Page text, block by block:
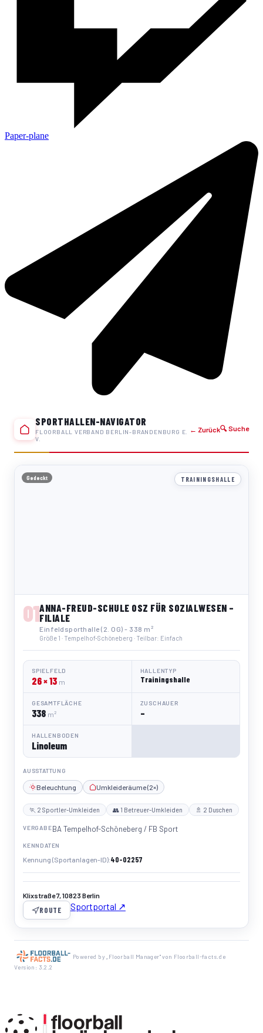
Paper-plane
SPORTHALLEN-NAVIGATOR
FLOORBALL VERBAND BERLIN-BRANDENBURG E.
V.
← Zurück🔍 Suche
TRAININGSHALLE
Gedeckt
01ANNA-FREUD-SCHULE OSZ FÜR SOZIALWESEN –
FILIALE
Einfeldsporthalle (2. OG) - 338 m²
Größe 1 · Tempelhof-Schöneberg · Teilbar: Einfach
SPIELFELD
26 × 13 m
HALLENTYP
Trainingshalle
GESAMTFLÄCHE
338 m²
ZUSCHAUER
–
HALLENBODEN
Linoleum
AUSSTATTUNG
Beleuchtung Umkleideräume (2×)
🏃 2 Sportler-Umkleiden 👥 1 Betreuer-Umkleiden 🚿 2 Duschen
VERGABEBA Tempelhof-Schöneberg / FB Sport
KENNDATEN
Kennung (Sportanlagen-ID) 40-02257
Klixstraße 7, 10823 Berlin
ROUTE Sportportal ↗
Powered by „Floorball Manager" von Floorball-facts.de
Version: 3.2.2